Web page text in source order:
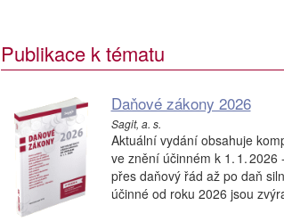
Publikace k tématu
Daňové zákony 2026
Sagit, a. s.
Aktuální vydání obsahuje
ve znění účinném k 1. 1.
přes daňový řád až po daň
účinné od roku 2026 jsou